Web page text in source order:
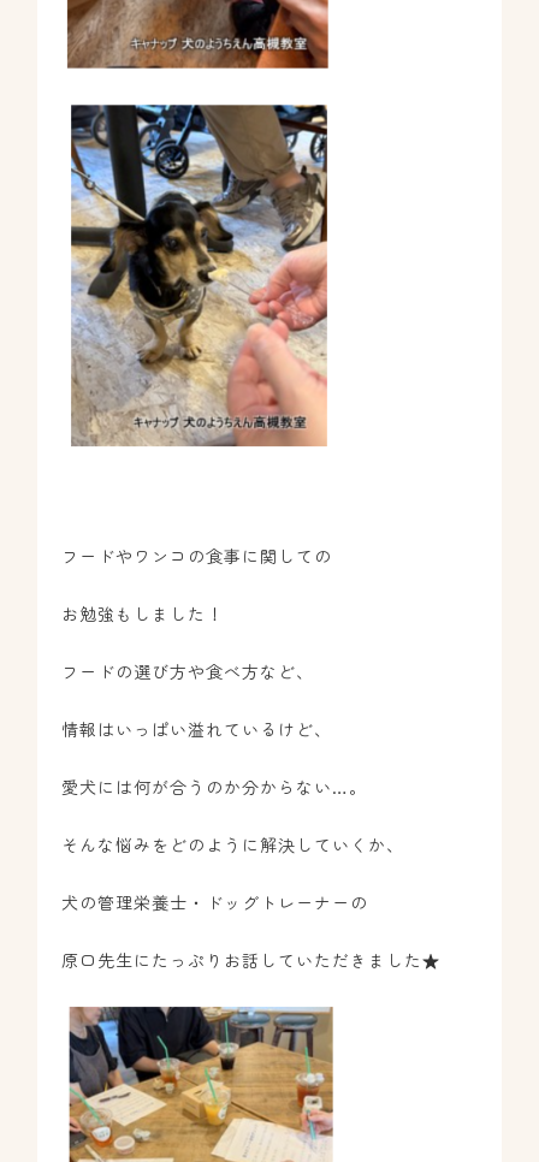
フードやワンコの食事に関しての
お勉強もしました！
フードの選び方や食べ方など、
情報はいっぱい溢れているけど、
愛犬には何が合うのか分からない…。
そんな悩みをどのように解決していくか、
犬の管理栄養士・ドッグトレーナーの
原口先生にたっぷりお話していただきました★